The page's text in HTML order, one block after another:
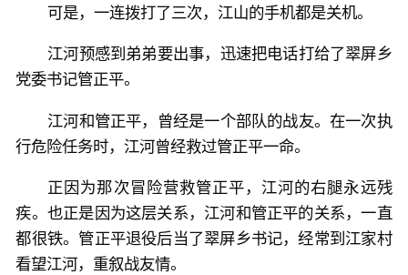
可是，一连拨打了三次，江山的手机都是关机。
江河预感到弟弟要出事，迅速把电话打给了翠屏乡
党委书记管正平。
江河和管正平，曾经是一个部队的战友。在一次执
行危险任务时，江河曾经救过管正平一命。
正因为那次冒险营救管正平，江河的右腿永远残
疾。也正是因为这层关系，江河和管正平的关系，一直
都很铁。管正平退役后当了翠屏乡书记，经常到江家村
看望江河，重叙战友情。